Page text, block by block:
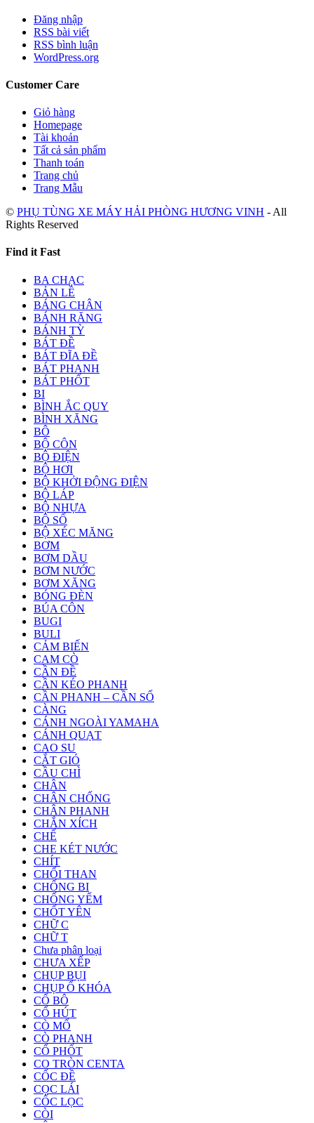
Đăng nhập
RSS bài viết
RSS bình luận
WordPress.org
Customer Care
Giỏ hàng
Homepage
Tài khoản
Tất cả sản phẩm
Thanh toán
Trang chủ
Trang Mẫu
© PHỤ TÙNG XE MÁY HẢI PHÒNG HƯƠNG VINH - All
Rights Reserved
Find it Fast
BA CHẠC
BẢN LỀ
BÁNG CHÂN
BÁNH RĂNG
BÁNH TỲ
BÁT ĐỀ
BÁT ĐĨA ĐỀ
BÁT PHANH
BÁT PHỐT
BI
BÌNH ẮC QUY
BÌNH XĂNG
BÔ
BỘ CÔN
BỘ ĐIỆN
BỘ HƠI
BỘ KHỞI ĐỘNG ĐIỆN
BỘ LÁP
BỘ NHỰA
BỘ SỐ
BỘ XÉC MĂNG
BƠM
BƠM DẦU
BƠM NƯỚC
BƠM XĂNG
BÓNG ĐÈN
BÚA CÔN
BUGI
BULI
CẢM BIẾN
CAM CÒ
CẦN ĐỀ
CẦN KÉO PHANH
CẦN PHANH – CẦN SỐ
CÀNG
CÁNH NGOÀI YAMAHA
CÁNH QUẠT
CAO SU
CẮT GIÓ
CẦU CHÌ
CHÂN
CHÂN CHỐNG
CHÂN PHANH
CHẮN XÍCH
CHẾ
CHE KÉT NƯỚC
CHÍT
CHỔI THAN
CHỐNG BI
CHỐNG YẾM
CHỐT YÊN
CHỮ C
CHỮ T
Chưa phân loại
CHƯA XẾP
CHỤP BỤI
CHỤP Ổ KHÓA
CỔ BÔ
CỔ HÚT
CÒ MỔ
CÒ PHANH
CỔ PHỐT
CO TRÒN CENTA
CỐC ĐỀ
CỌC LÁI
CỐC LỌC
CÒI